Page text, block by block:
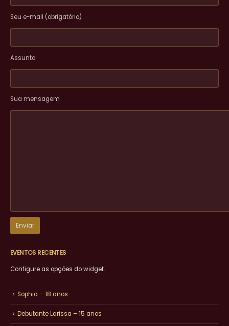
Seu e-mail (obrigatório)
Assunto
Sua mensagem
EVENTOS RECENTES
Configure as opções do widget.
Sophia – 18 anos
Debutante Larissa – 15 anos